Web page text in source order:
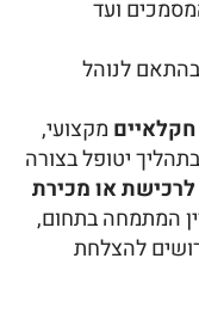
ועד
לנוהל
מקצועי,
יטופל בצורה
או מכירת
המתמחה בתחום,
להצלחת